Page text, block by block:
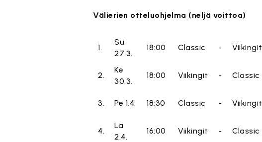
Välierien otteluohjelma (neljä voittoa)
1.
Su
27.3.
18:00 Classic - Viikingit
2.
Ke
30.3.
18:00 Viikingit - Classic
3. Pe 1.4. 18:30 Classic - Viikingit
4.
La
2.4.
16:00 Viikingit - Classic